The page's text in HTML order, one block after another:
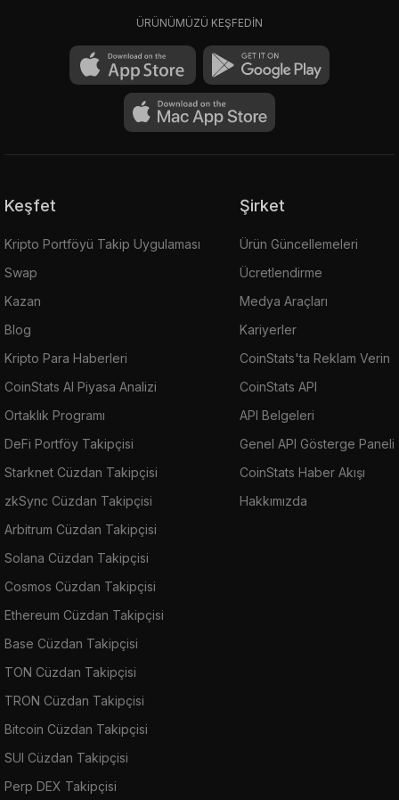
ÜRÜNÜMÜZÜ KEŞFEDİN
Keşfet
Kripto Portföyü Takip Uygulaması
Swap
Kazan
Blog
Kripto Para Haberleri
CoinStats AI Piyasa Analizi
Ortaklık Programı
DeFi Portföy Takipçisi
Starknet Cüzdan Takipçisi
zkSync Cüzdan Takipçisi
Arbitrum Cüzdan Takipçisi
Solana Cüzdan Takipçisi
Cosmos Cüzdan Takipçisi
Ethereum Cüzdan Takipçisi
Base Cüzdan Takipçisi
TON Cüzdan Takipçisi
TRON Cüzdan Takipçisi
Bitcoin Cüzdan Takipçisi
SUI Cüzdan Takipçisi
Perp DEX Takipçisi
Şirket
Ürün Güncellemeleri
Ücretlendirme
Medya Araçları
Kariyerler
CoinStats'ta Reklam Verin
CoinStats API
API Belgeleri
Genel API Gösterge Paneli
CoinStats Haber Akışı
Hakkımızda